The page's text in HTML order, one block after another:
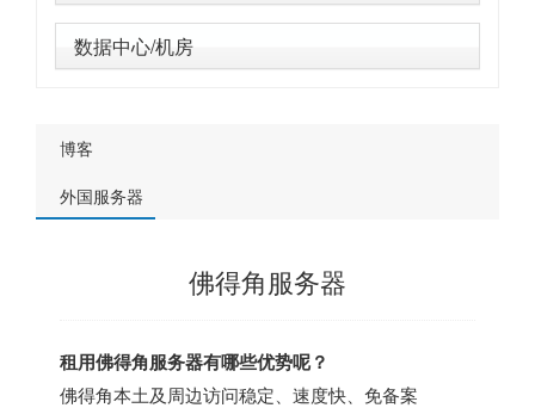
数据中心/机房
博客
外国服务器
佛得角服务器
租用佛得角服务器有哪些优势呢？
佛得角本土及周边访问稳定、速度快、免备案